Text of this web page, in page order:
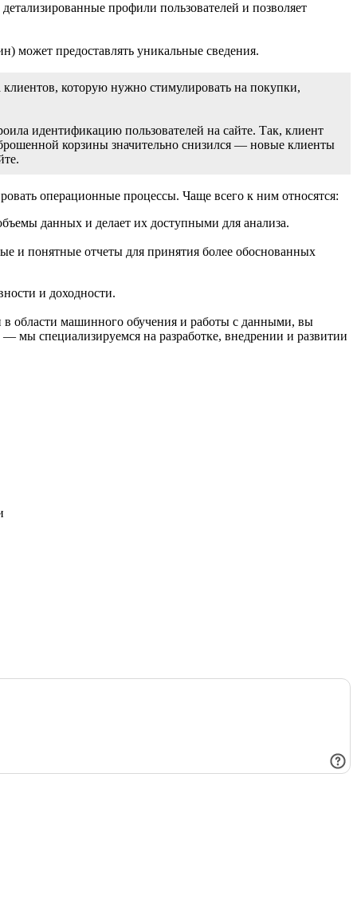
профили пользователей и позволяет
может предоставлять уникальные сведения.
которую нужно стимулировать на покупки,
идентификацию пользователей на сайте. Так, клиент
корзины значительно снизился — новые клиенты
операционные процессы. Чаще всего к ним относятся:
данных и делает их доступными для анализа.
и понятные отчеты для принятия более обоснованных
и доходности.
в области машинного обучения и работы с данными, вы
мы специализируемся на разработке, внедрении и развитии